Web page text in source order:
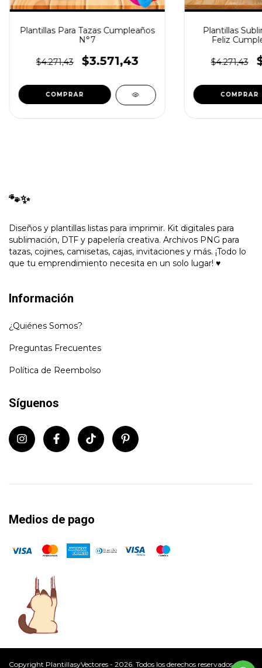
Plantillas Para Tazas Cumpleaños
N°7
$4.271,43 $3.571,43
Plantillas
Feliz
$4.271,43
🐾✨
Diseños y plantillas listas para imprimir. Kit digitales para
sublimación, DTF y papelería creativa. Archivos PNG para
tazas, cojines, camisetas, cajas, invitaciones y más. ¡Todo lo
que tu emprendimiento necesita en un solo lugar! ♥
Información
¿Quiénes Somos?
Preguntas Frecuentes
Política de Reembolso
Síguenos
Medios de pago
Copyright PlantillasyVectores - 2026. Todos los derechos reservados.